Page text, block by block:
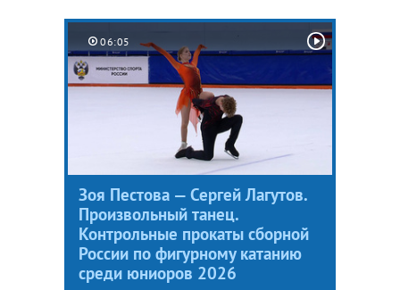
06:05
Зоя Пестова — Сергей Лагутов.
Произвольный танец.
Контрольные прокаты сборной
России по фигурному катанию
среди юниоров 2026